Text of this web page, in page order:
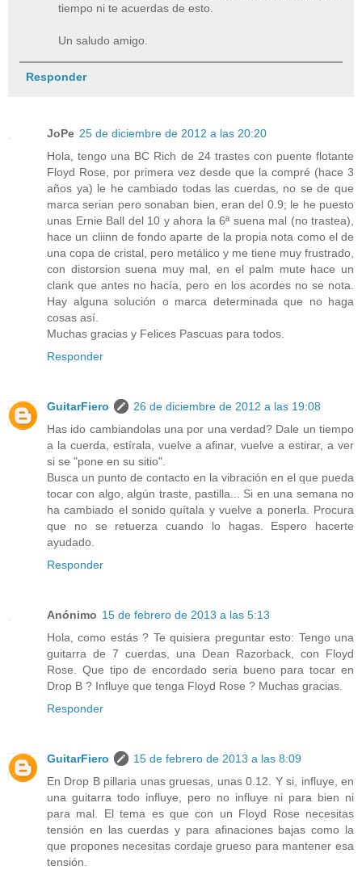
tiempo ni te acuerdas de esto.
Un saludo amigo.
Responder
JoPe 25 de diciembre de 2012 a las 20:20
Hola, tengo una BC Rich de 24 trastes con puente flotante
Floyd Rose, por primera vez desde que la compré (hace 3
años ya) le he cambiado todas las cuerdas, no se de que
marca serian pero sonaban bien, eran del 0.9; le he puesto
unas Ernie Ball del 10 y ahora la 6ª suena mal (no trastea),
hace un cliinn de fondo aparte de la propia nota como el de
una copa de cristal, pero metálico y me tiene muy frustrado,
con distorsion suena muy mal, en el palm mute hace un
clank que antes no hacía, pero en los acordes no se nota.
Hay alguna solución o marca determinada que no haga
cosas así.
Muchas gracias y Felices Pascuas para todos.
Responder
GuitarFiero
26 de diciembre de 2012 a las 19:08
Has ido cambiandolas una por una verdad? Dale un tiempo
a la cuerda, estírala, vuelve a afinar, vuelve a estirar, a ver
si se "pone en su sitio".
Busca un punto de contacto en la vibración en el que pueda
tocar con algo, algún traste, pastilla... Si en una semana no
ha cambiado el sonido quítala y vuelve a ponerla. Procura
que no se retuerza cuando lo hagas. Espero hacerte
ayudado.
Responder
Anónimo 15 de febrero de 2013 a las 5:13
Hola, como estás ? Te quisiera preguntar esto: Tengo una
guitarra de 7 cuerdas, una Dean Razorback, con Floyd
Rose. Que tipo de encordado seria bueno para tocar en
Drop B ? Influye que tenga Floyd Rose ? Muchas gracias.
Responder
GuitarFiero
15 de febrero de 2013 a las 8:09
En Drop B pillaria unas gruesas, unas 0.12. Y si, influye, en
una guitarra todo influye, pero no influye ni para bien ni
para mal. El tema es que con un Floyd Rose necesitas
tensión en las cuerdas y para afinaciones bajas como la
que propones necesitas cordaje grueso para mantener esa
tensión.